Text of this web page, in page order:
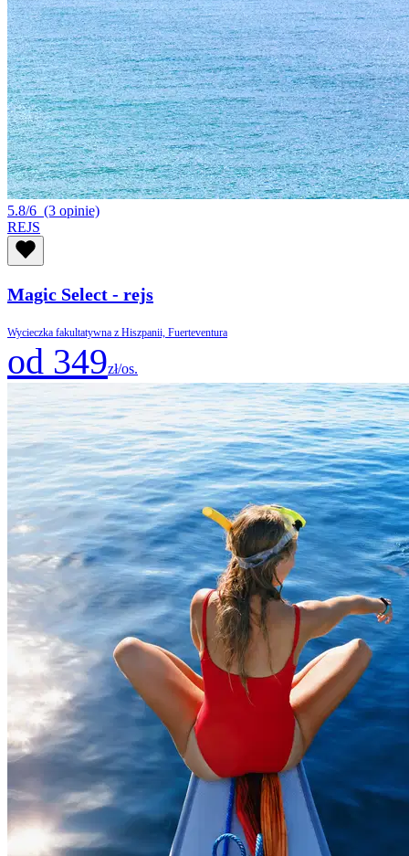
5.8/6 (3 opinie)
REJS
Magic Select - rejs
Wycieczka fakultatywna z Hiszpanii, Fuerteventura
od 349zł/os.